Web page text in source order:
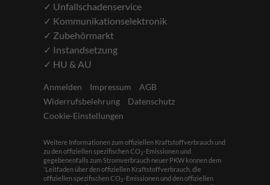
✓ Unfallschadenservice
✓ Kommunikationselektronik
✓ Zubehörmarkt
✓ Instandsetzung
✓ HU & AU
Anmelden Impressum
AGB
Widerrufsbelehrung
Datenschutz
Cookie-Einstellungen
Weitere Informationen zum offiziellen Kraftstoffverbrauch und
zu den offiziellen spezifischen CO 2-Emissionen und
gegebenenfalls zum Stromverbrauch neuer PKW können dem
'Leitfaden über den offiziellen Kraftstoffverbrauch, die
offiziellen spezifischen CO 2-Emissionen und den offiziellen